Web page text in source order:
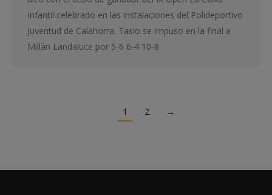
Infantil celebrado en las instalaciones del Polideportivo
Juventud de Calahorra. Tasio se impuso en la final a
Millán Landaluce por 5-6 6-4 10-8
1 2 →